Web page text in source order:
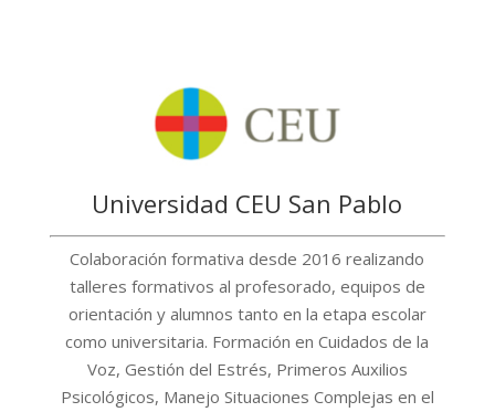
Universidad CEU San Pablo
Colaboración formativa desde 2016 realizando
talleres formativos al profesorado, equipos de
orientación y alumnos tanto en la etapa escolar
como universitaria. Formación en Cuidados de la
Voz, Gestión del Estrés, Primeros Auxilios
Psicológicos, Manejo Situaciones Complejas en el